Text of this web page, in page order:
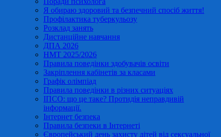
Я обираю здоровий та безпечний спосіб життя!
Профілактика туберкульозу
Розклад занять
Дистанційне навчання
ДПА 2026
НМТ 2025/2026
Правила поведінки здобувачів освіти
Закріплення кабінетів за класами
Графік олімпіад
Правила поведінки в різних ситуаціях
ІПСО: що це таке? Протидія неправдивій
інформації.
Інтернет безпека
Правила безпеки в Інтернеті
Європейський день захисту дітей від сексуальної